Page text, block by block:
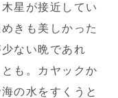
星が接近してい
きも美しかった
ない晩であれ
も。カヤックか
の水をすくうと